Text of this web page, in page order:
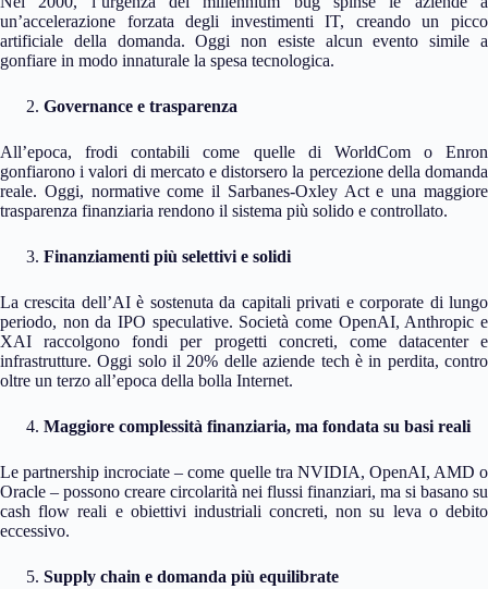
un’accelerazione forzata degli investimenti IT, creando un picco
artificiale della domanda. Oggi non esiste alcun evento simile a
gonfiare in modo innaturale la spesa tecnologica.
Governance e trasparenza
All’epoca, frodi contabili come quelle di WorldCom o Enron
gonfiarono i valori di mercato e distorsero la percezione della domanda
reale. Oggi, normative come il Sarbanes-Oxley Act e una maggiore
trasparenza finanziaria rendono il sistema più solido e controllato.
Finanziamenti più selettivi e solidi
La crescita dell’AI è sostenuta da capitali privati e corporate di lungo
periodo, non da IPO speculative. Società come OpenAI, Anthropic e
XAI raccolgono fondi per progetti concreti, come datacenter e
infrastrutture. Oggi solo il 20% delle aziende tech è in perdita, contro
oltre un terzo all’epoca della bolla Internet.
Maggiore complessità finanziaria, ma fondata su basi reali
Le partnership incrociate – come quelle tra NVIDIA, OpenAI, AMD o
Oracle – possono creare circolarità nei flussi finanziari, ma si basano su
cash flow reali e obiettivi industriali concreti, non su leva o debito
eccessivo.
Supply chain e domanda più equilibrate